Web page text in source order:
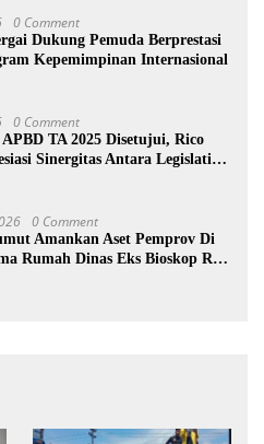
0 Comment
Dukung Pemuda Berprestasi
Kepemimpinan Internasional
0 Comment
TA 2025 Disetujui, Rico
Sinergitas Antara Legislatif
0 Comment
Amankan Aset Pemprov Di
Rumah Dinas Eks Bioskop Ria